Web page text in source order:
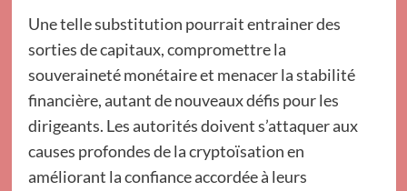
Une telle substitution pourrait entrainer des
sorties de capitaux, compromettre la
souveraineté monétaire et menacer la stabilité
financière, autant de nouveaux défis pour les
dirigeants. Les autorités doivent s’attaquer aux
causes profondes de la cryptoïsation en
améliorant la confiance accordée à leurs